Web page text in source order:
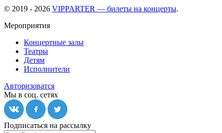
© 2019 - 2026 VIPPARTER — билеты на концерты.
Мероприятия
Концертные залы
Театры
Детям
Исполнители
Авторизоватся
Мы в соц. сетях
Подписаться на рассылку